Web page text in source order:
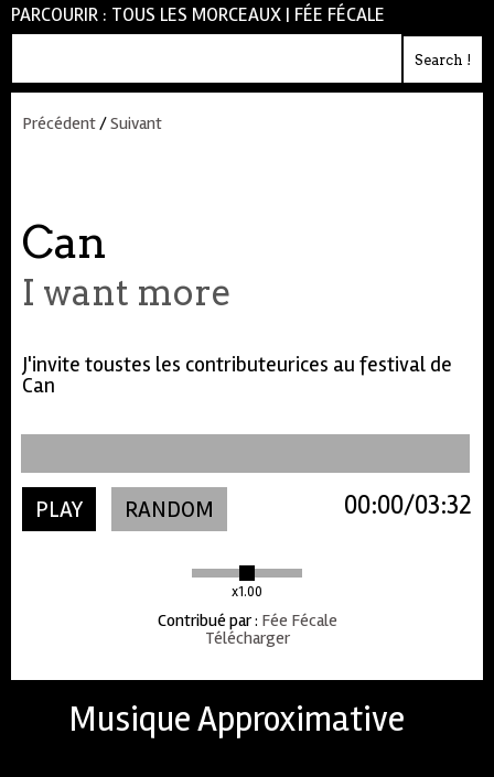
PARCOURIR : TOUS LES MORCEAUX | FÉE FÉCALE
Précédent/Suivant
Can
I want more
J'invite toustes les contributeurices au festival de
Can
PLAY RANDOM
x1.00
03:32
00:00
Contribué par: Fée Fécale
Télécharger
Musique Approximative